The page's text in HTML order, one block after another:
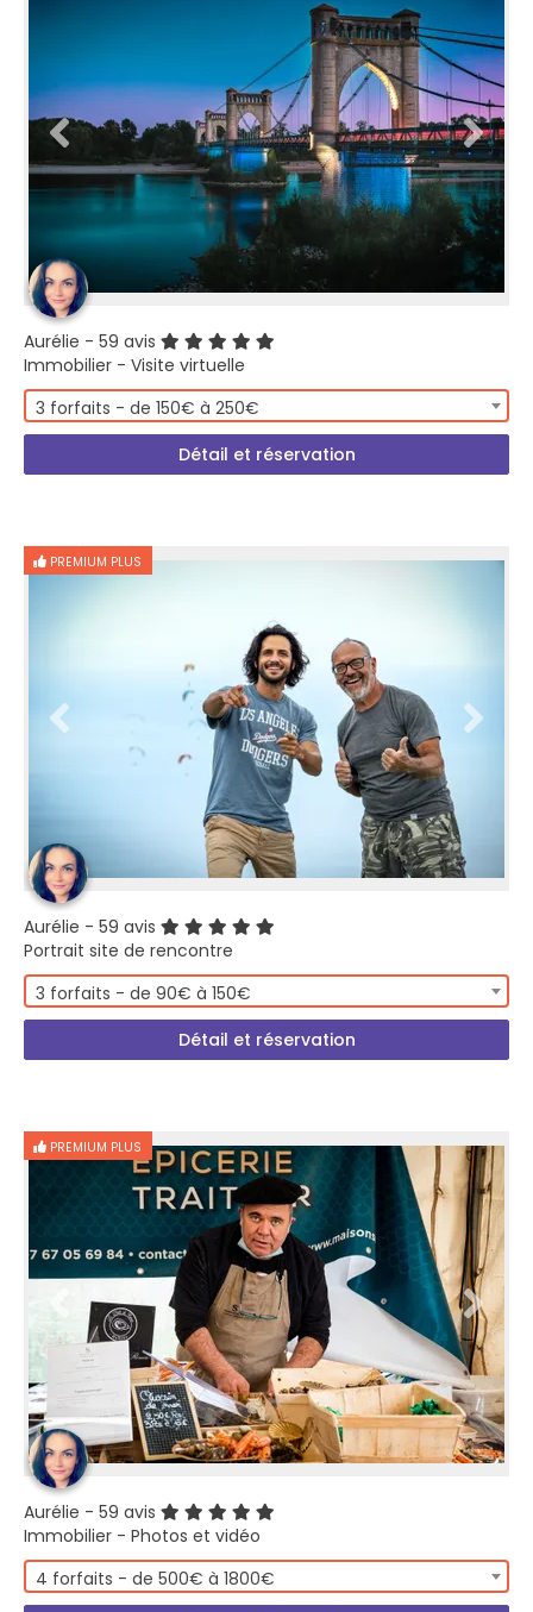
Aurélie - 59 avis
Immobilier - Visite virtuelle
3 forfaits - de 150€ à 250€
Détail et réservation
PREMIUM PLUS
Aurélie - 59 avis
Portrait site de rencontre
3 forfaits - de 90€ à 150€
Détail et réservation
PREMIUM PLUS
Aurélie - 59 avis
Immobilier - Photos et vidéo
4 forfaits - de 500€ à 1800€